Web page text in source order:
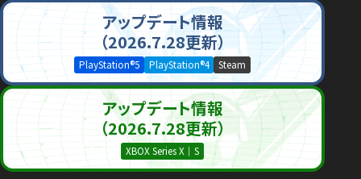
アップデート情報
（2026.7.28更新）
PlayStation®5 PlayStation®4 Steam
アップデート情報
（2026.7.28更新）
XBOX Series X｜S